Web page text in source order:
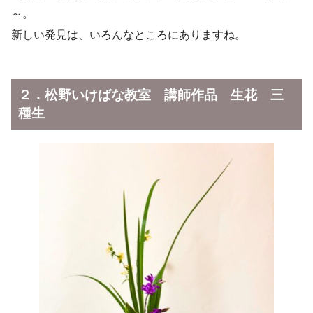
～。
新しい発見は、いろんなところにありますね。
２．松野いけばな教室 講師作品 生花 三
種生